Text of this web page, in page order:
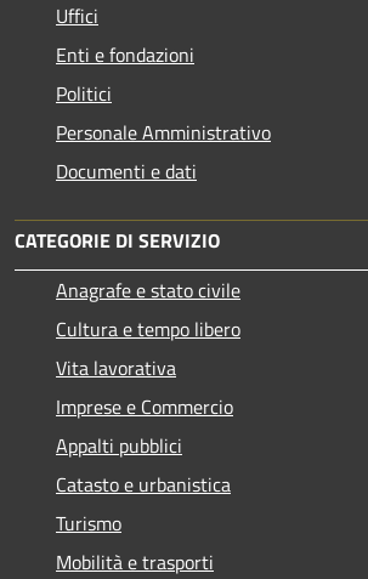
Uffici
Enti e fondazioni
Politici
Personale Amministrativo
Documenti e dati
CATEGORIE DI SERVIZIO
Anagrafe e stato civile
Cultura e tempo libero
Vita lavorativa
Imprese e Commercio
Appalti pubblici
Catasto e urbanistica
Turismo
Mobilità e trasporti